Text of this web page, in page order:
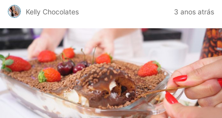
Kelly Chocolates 3 anos atrás